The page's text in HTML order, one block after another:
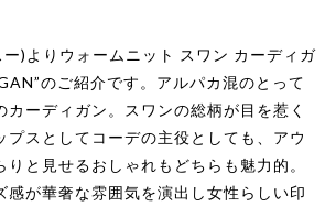
)よりウォームニット スワン カーディガ
のご紹介です。アルパカ混のとって
カーディガン。スワンの総柄が目を惹く
プスとしてコーデの主役としても、アウ
りと見せるおしゃれもどちらも魅力的。
感が華奢な雰囲気を演出し女性らしい印